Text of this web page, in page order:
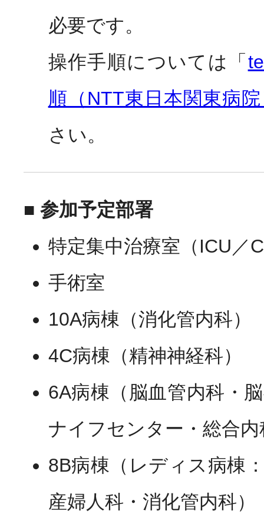
必要です。
操作手順については「
順（NTT東日本関東病
さい。
■ 参加予定部署
特定集中治療室（ICU／
手術室
10A病棟（消化管内科）
4C病棟（精神神経科）
6A病棟（脳血管内科・
ナイフセンター・総合内
8B病棟（レディス病棟
産婦人科・消化管内科）